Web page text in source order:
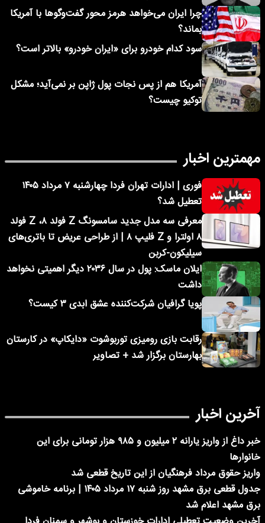
چرا ایران می‌خواهد هرمز محور گفت‌وگوها با آمریکا
بماند؟
سود کدام خودرو برای «ایران خودرو» بالاتر است؟
آمریکا هم از پس نجات پول ژاپن بر نمی‌آید؛ مشکل
توکیو چیست؟
مهمترین اخبار
فوری | ادارات تهران فردا چهارشنبه ۷ مرداد ۱۴۰۵
تعطیل شد؟
معرفی سه مدل جدید سامسونگ Z فولد ۸، Z فولد
۸ اولترا و Z فلیپ ۸ | از طراحی عریض تا باتری‌های
سیلیکون-کربن
ایلان ماسک: پول در سال ۲۰۳۶ دیگر اهمیتی نخواهد
داشت
پویا گرافیان شرکت‌کننده عشق ابدی ۳ کیست؟
رقابت بازی رومیزی توربوشوت «دایکاپ» در کارستان
بهارستان برگزار شد + تصاویر
آخرین اخبار
خبر داغ از واریز یارانه ۲ میلیون و ۹۸۵ هزار تومانی برای این
خانوارها
واریز حقوق مرداد فرهنگیان از این تاریخ قطعی شد
جدول قطعی برق مشهد روز شنبه ۱۷ مرداد ۱۴۰۵ | برنامه خاموشی
برق مشهد اعلام شد